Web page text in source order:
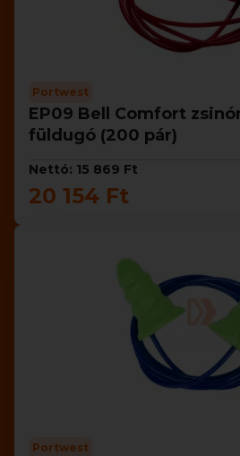
Portwest
EP09 Bell Comfort
füldugó (200 pár)
Nettó: 15 869 Ft
20 154 Ft
Portwest